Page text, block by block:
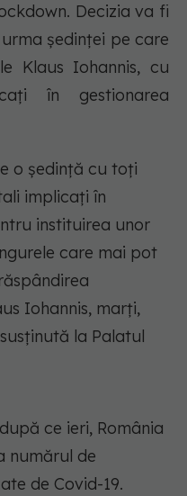
Decizia va fi
ședinței pe care
Klaus Iohannis, cu
în gestionarea
o şedinţă cu toţi
implicaţi în
instituirea unor
care mai pot
Iohannis, marţi,
la Palatul
ce ieri, România
numărul de
de Covid-19.